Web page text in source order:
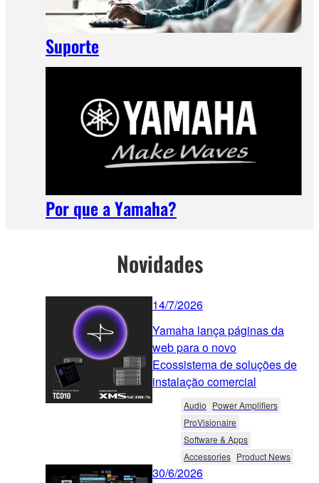
Suporte
Por que a Yamaha?
Novidades
14/7/2026
Yamaha lança páginas da
web para o novo
Ecossistema de soluções de
instalação comercial
Audio Power Amplifiers
ProVisionaire
Software & Apps
Accessories Product News
30/6/2026